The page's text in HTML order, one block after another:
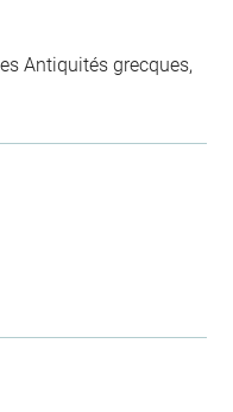
Antiquités grecques,